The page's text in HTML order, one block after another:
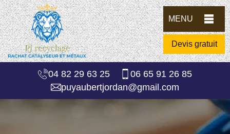
MENU
Devis gratuit
04 82 29 63 25
06 65 91 26 85
puyaubertjordan@gmail.com